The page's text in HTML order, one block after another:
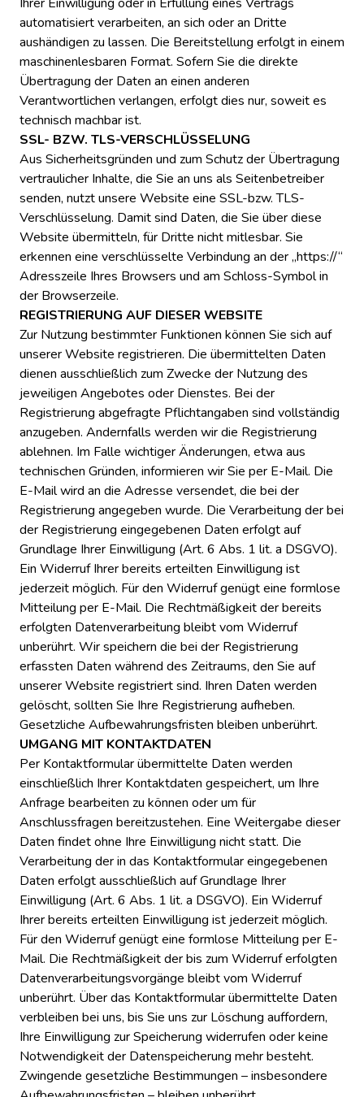
automatisiert verarbeiten, an sich oder an Dritte
aushändigen zu lassen. Die Bereitstellung erfolgt in einem
maschinenlesbaren Format. Sofern Sie die direkte
Übertragung der Daten an einen anderen
Verantwortlichen verlangen, erfolgt dies nur, soweit es
technisch machbar ist.
SSL- BZW. TLS-VERSCHLÜSSELUNG
Aus Sicherheitsgründen und zum Schutz der Übertragung
vertraulicher Inhalte, die Sie an uns als Seitenbetreiber
senden, nutzt unsere Website eine SSL-bzw. TLS-
Verschlüsselung. Damit sind Daten, die Sie über diese
Website übermitteln, für Dritte nicht mitlesbar. Sie
erkennen eine verschlüsselte Verbindung an der „https://“
Adresszeile Ihres Browsers und am Schloss-Symbol in
der Browserzeile.
REGISTRIERUNG AUF DIESER WEBSITE
Zur Nutzung bestimmter Funktionen können Sie sich auf
unserer Website registrieren. Die übermittelten Daten
dienen ausschließlich zum Zwecke der Nutzung des
jeweiligen Angebotes oder Dienstes. Bei der
Registrierung abgefragte Pflichtangaben sind vollständig
anzugeben. Andernfalls werden wir die Registrierung
ablehnen. Im Falle wichtiger Änderungen, etwa aus
technischen Gründen, informieren wir Sie per E-Mail. Die
E-Mail wird an die Adresse versendet, die bei der
Registrierung angegeben wurde. Die Verarbeitung der bei
der Registrierung eingegebenen Daten erfolgt auf
Grundlage Ihrer Einwilligung (Art. 6 Abs. 1 lit. a DSGVO).
Ein Widerruf Ihrer bereits erteilten Einwilligung ist
jederzeit möglich. Für den Widerruf genügt eine formlose
Mitteilung per E-Mail. Die Rechtmäßigkeit der bereits
erfolgten Datenverarbeitung bleibt vom Widerruf
unberührt. Wir speichern die bei der Registrierung
erfassten Daten während des Zeitraums, den Sie auf
unserer Website registriert sind. Ihren Daten werden
gelöscht, sollten Sie Ihre Registrierung aufheben.
Gesetzliche Aufbewahrungsfristen bleiben unberührt.
UMGANG MIT KONTAKTDATEN
Per Kontaktformular übermittelte Daten werden
einschließlich Ihrer Kontaktdaten gespeichert, um Ihre
Anfrage bearbeiten zu können oder um für
Anschlussfragen bereitzustehen. Eine Weitergabe dieser
Daten findet ohne Ihre Einwilligung nicht statt. Die
Verarbeitung der in das Kontaktformular eingegebenen
Daten erfolgt ausschließlich auf Grundlage Ihrer
Einwilligung (Art. 6 Abs. 1 lit. a DSGVO). Ein Widerruf
Ihrer bereits erteilten Einwilligung ist jederzeit möglich.
Für den Widerruf genügt eine formlose Mitteilung per E-
Mail. Die Rechtmäßigkeit der bis zum Widerruf erfolgten
Datenverarbeitungsvorgänge bleibt vom Widerruf
unberührt. Über das Kontaktformular übermittelte Daten
verbleiben bei uns, bis Sie uns zur Löschung auffordern,
Ihre Einwilligung zur Speicherung widerrufen oder keine
Notwendigkeit der Datenspeicherung mehr besteht.
Zwingende gesetzliche Bestimmungen – insbesondere